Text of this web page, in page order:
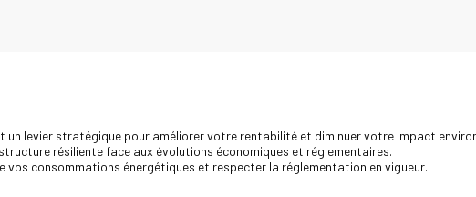
un levier stratégique pour améliorer votre rentabilité et diminuer votre impact
résiliente face aux évolutions économiques et réglementaires.
consommations énergétiques et respecter la réglementation en vigueur.